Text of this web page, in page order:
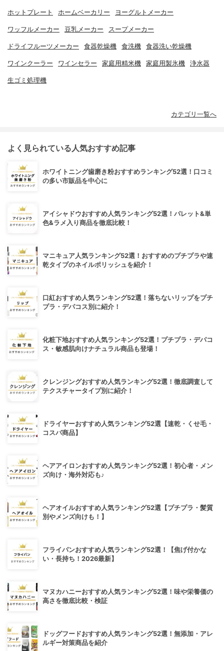
ホットプレート ホームベーカリー ヨーグルトメーカー
ワッフルメーカー 豆乳メーカー スープメーカー
ドライフルーツメーカー 食器乾燥機 食洗機 食器洗い乾燥機
ワインクーラー ワインセラー 家庭用精米機 家庭用製氷機 浄水器
生ゴミ処理機
カテゴリ一覧へ
よく見られている人気おすすめ記事
ホワイトニング歯磨き粉おすすめランキング52選！口コミ
の多い市販品を中心に
アイシャドウおすすめ人気ランキング52選！パレット&単
色&ラメ入り商品を徹底比較！
マニキュア人気ランキング52選！おすすめのプチプラや速
乾タイプのネイルポリッシュを紹介！
口紅おすすめ人気ランキング52選！落ちないリップをプチ
プラ・デパコス別に紹介！
化粧下地おすすめ人気ランキング52選！プチプラ・デパコ
ス・敏感肌向けナチュラル商品も登場！
クレンジングおすすめ人気ランキング52選！徹底調査して
テクスチャータイプ別に紹介！
ドライヤーおすすめ人気ランキング52選【速乾・くせ毛・
コスパ商品】
ヘアアイロンおすすめ人気ランキング52選！初心者・メン
ズ向け・海外対応も♪
ヘアオイルおすすめ人気ランキング52選【プチプラ・髪質
別やメンズ向けも！】
フライパンおすすめ人気ランキング52選！【焦げ付かな
い・長持ち！2026最新】
マヌカハニーおすすめ人気ランキング52選！味や栄養価の
高さを徹底比較・検証
ドッグフードおすすめ人気ランキング52選！無添加・アレ
ルギー対策商品を紹介